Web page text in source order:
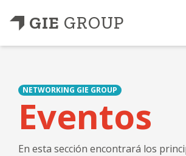
GIE GROUP
NETWORKING GIE GROUP
Eventos
En esta sección encontrará los